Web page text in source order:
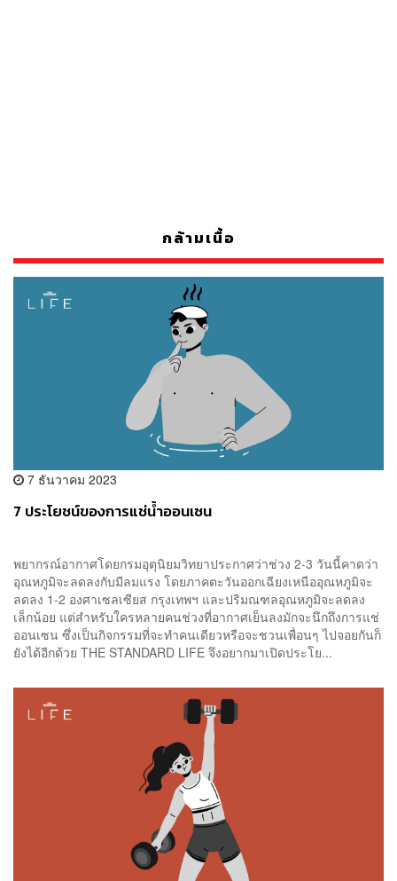
กล้ามเนื้อ
7 ธันวาคม 2023
7 ประโยชน์ของการแช่น้ำออนเซน
พยากรณ์อากาศโดยกรมอุตุนิยมวิทยาประกาศว่าช่วง 2-3 วันนี้คาดว่า
อุณหภูมิจะลดลงกับมีลมแรง โดยภาคตะวันออกเฉียงเหนืออุณหภูมิจะ
ลดลง 1-2 องศาเซลเซียส กรุงเทพฯ และปริมณฑลอุณหภูมิจะลดลง
เล็กน้อย แต่สำหรับใครหลายคนช่วงที่อากาศเย็นลงมักจะนึกถึงการแช่
ออนเซน ซึ่งเป็นกิจกรรมที่จะทำคนเดียวหรือจะชวนเพื่อนๆ ไปจอยกันก็
ยังได้อีกด้วย THE STANDARD LIFE จึงอยากมาเปิดประโย...